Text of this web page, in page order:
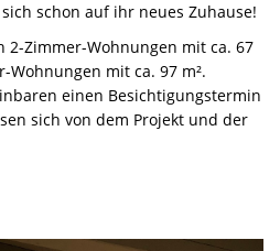
schon auf ihr neues Zuhause!
2-Zimmer-Wohnungen mit ca. 67
Wohnungen mit ca. 97 m².
einen Besichtigungstermin
sich von dem Projekt und der